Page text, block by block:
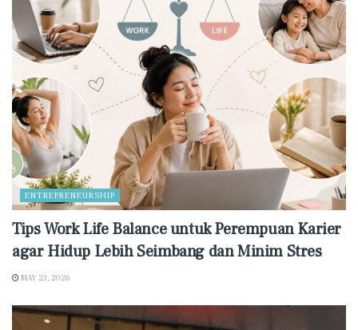
ENTREPRENEURSHIP
Tips Work Life Balance untuk Perempuan Karier
agar Hidup Lebih Seimbang dan Minim Stres
MAY 23, 2026